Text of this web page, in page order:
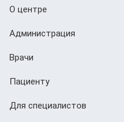
О центре
Администрация
Врачи
Пациенту
Для специалистов